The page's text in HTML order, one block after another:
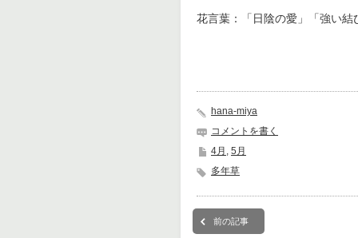
花言葉：「日陰の愛」「強い結
hana-miya
コメントを書く
4月 , 5月
多年草
前の記事